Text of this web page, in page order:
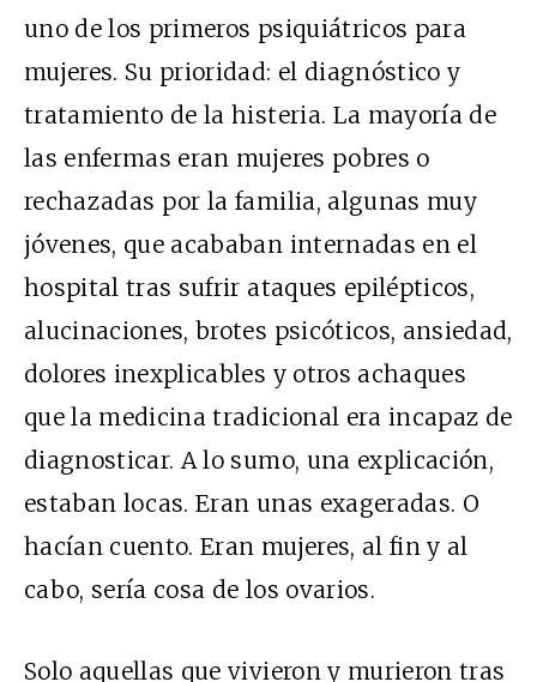
uno de los primeros psiquiátricos para
mujeres. Su prioridad: el diagnóstico y
tratamiento de la histeria. La mayoría de
las enfermas eran mujeres pobres o
rechazadas por la familia, algunas muy
jóvenes, que acababan internadas en el
hospital tras sufrir ataques epilépticos,
alucinaciones, brotes psicóticos, ansiedad,
dolores inexplicables y otros achaques
que la medicina tradicional era incapaz de
diagnosticar. A lo sumo, una explicación,
estaban locas. Eran unas exageradas. O
hacían cuento. Eran mujeres, al fin y al
cabo, sería cosa de los ovarios.
Solo aquellas que vivieron y murieron tras